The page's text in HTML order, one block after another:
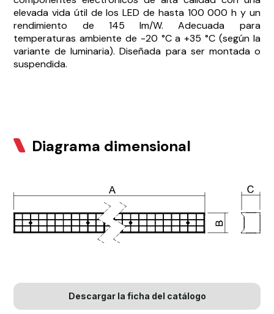
elevada vida útil de los LED de hasta 100 000 h y un
rendimiento de 145 lm/W. Adecuada para
temperaturas ambiente de -20 °C a +35 °C (según la
variante de luminaria). Diseñada para ser montada o
suspendida.
Diagrama dimensional
Descargar la ficha del catálogo